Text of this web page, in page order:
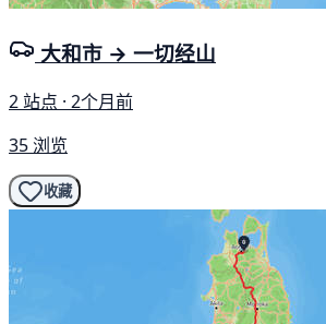
大和市 → 一切经山
2 站点 · 2个月前
35 浏览
收藏